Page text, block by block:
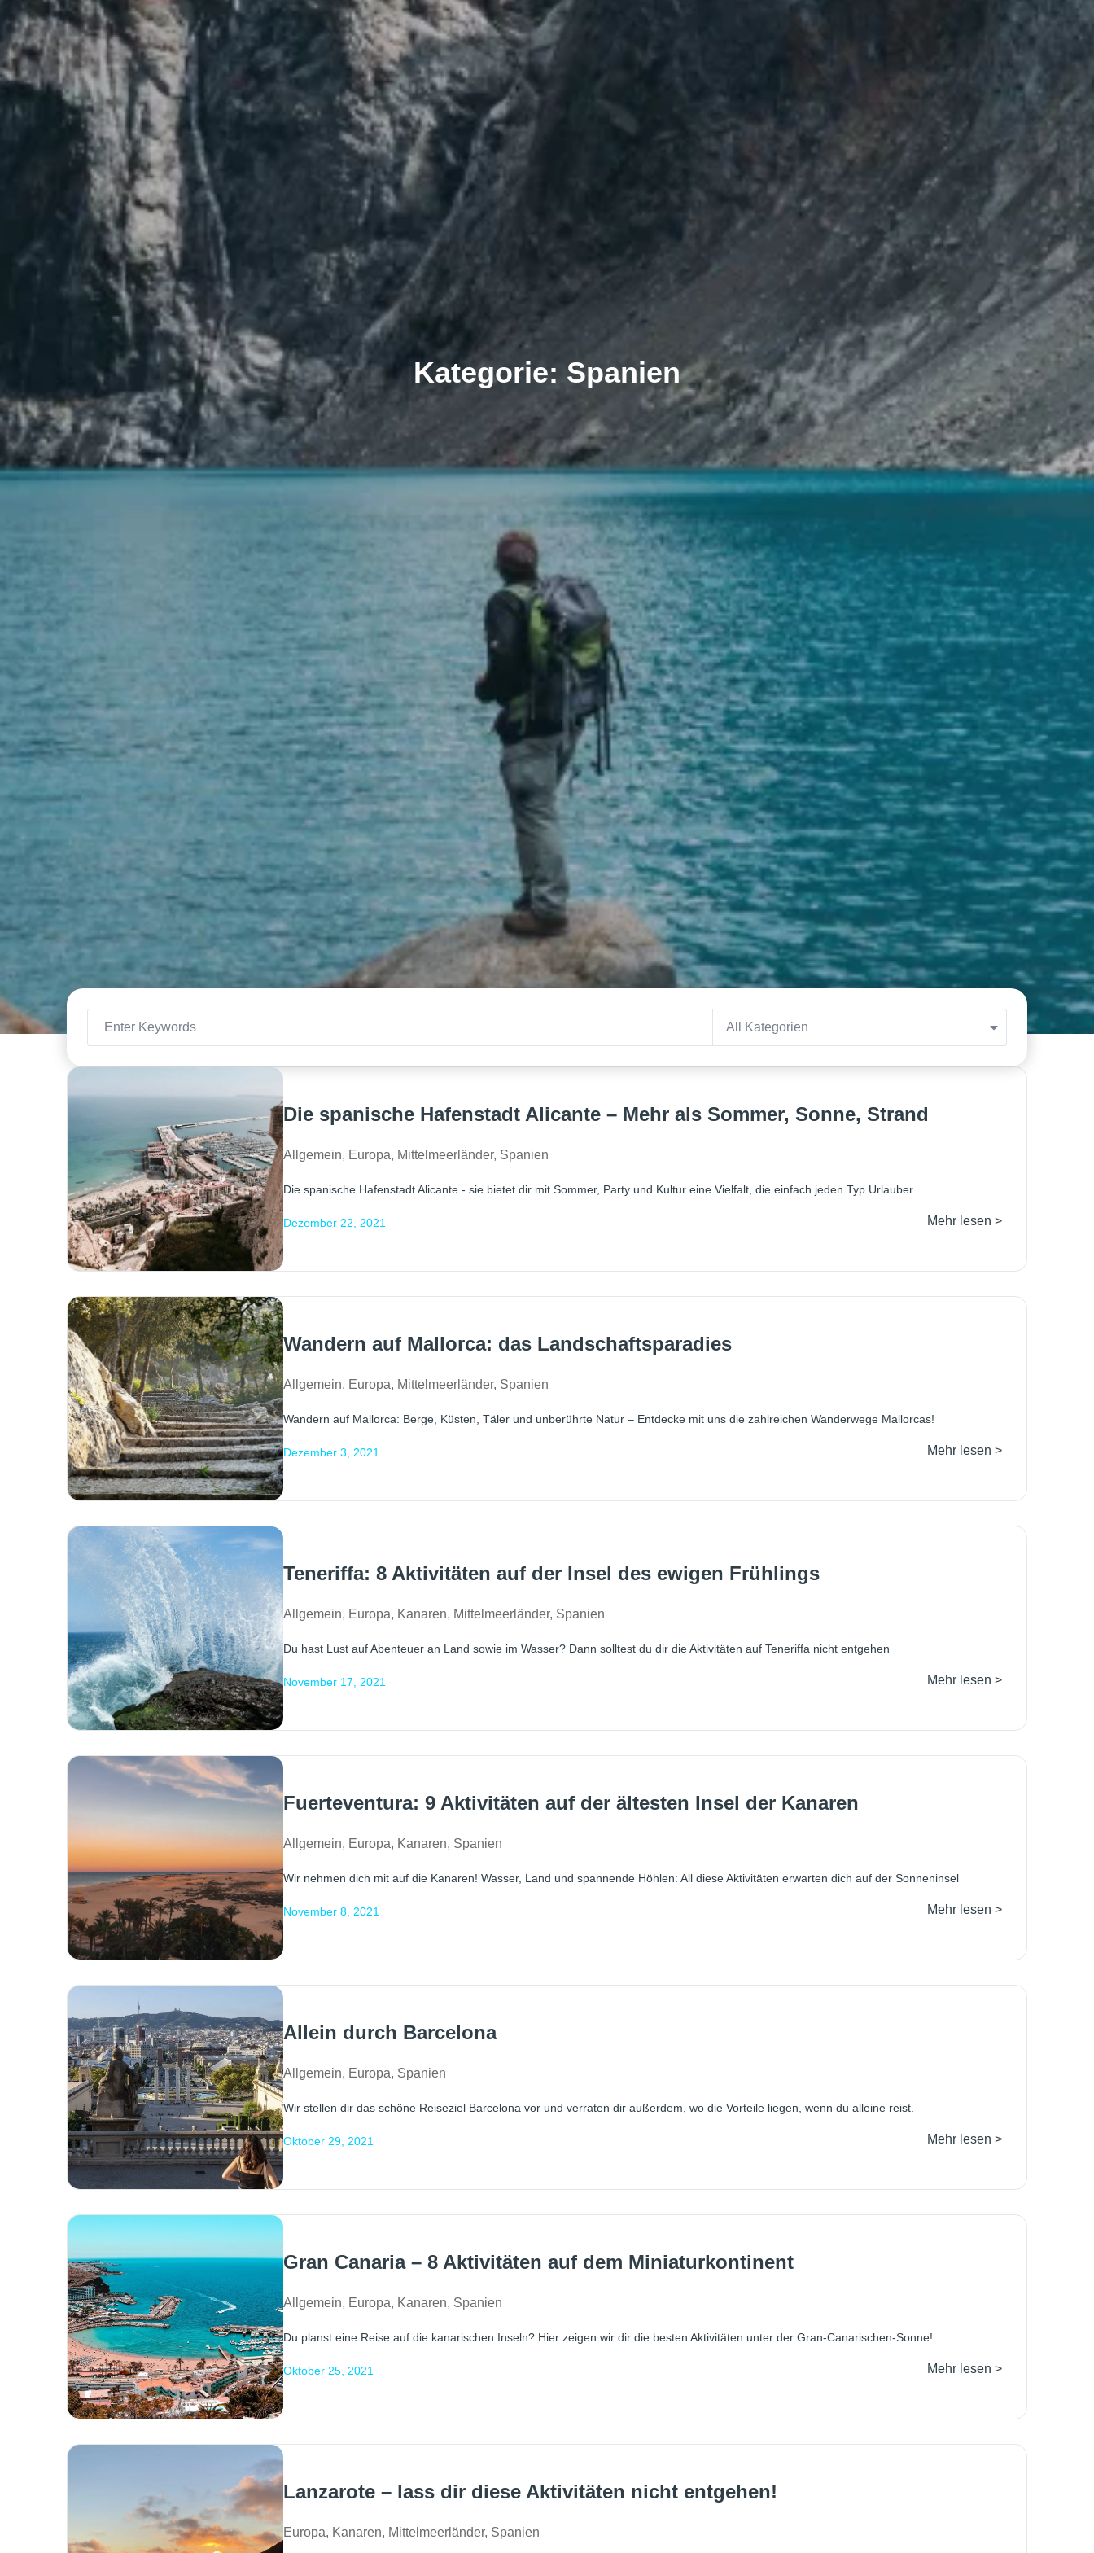
Kategorie: Spanien
All Kategorien
Die spanische Hafenstadt Alicante – Mehr als Sommer, Sonne, Strand
Allgemein, Europa, Mittelmeerländer, Spanien
Die spanische Hafenstadt Alicante - sie bietet dir mit Sommer, Party und Kultur eine Vielfalt, die einfach jeden Typ Urlauber
Dezember 22, 2021 Mehr lesen >
Wandern auf Mallorca: das Landschaftsparadies
Allgemein, Europa, Mittelmeerländer, Spanien
Wandern auf Mallorca: Berge, Küsten, Täler und unberührte Natur – Entdecke mit uns die zahlreichen Wanderwege Mallorcas!
Dezember 3, 2021 Mehr lesen >
Teneriffa: 8 Aktivitäten auf der Insel des ewigen Frühlings
Allgemein, Europa, Kanaren, Mittelmeerländer, Spanien
Du hast Lust auf Abenteuer an Land sowie im Wasser? Dann solltest du dir die Aktivitäten auf Teneriffa nicht entgehen
November 17, 2021 Mehr lesen >
Fuerteventura: 9 Aktivitäten auf der ältesten Insel der Kanaren
Allgemein, Europa, Kanaren, Spanien
Wir nehmen dich mit auf die Kanaren! Wasser, Land und spannende Höhlen: All diese Aktivitäten erwarten dich auf der Sonneninsel
November 8, 2021 Mehr lesen >
Allein durch Barcelona
Allgemein, Europa, Spanien
Wir stellen dir das schöne Reiseziel Barcelona vor und verraten dir außerdem, wo die Vorteile liegen, wenn du alleine reist.
Oktober 29, 2021 Mehr lesen >
Gran Canaria – 8 Aktivitäten auf dem Miniaturkontinent
Allgemein, Europa, Kanaren, Spanien
Du planst eine Reise auf die kanarischen Inseln? Hier zeigen wir dir die besten Aktivitäten unter der Gran-Canarischen-Sonne!
Oktober 25, 2021 Mehr lesen >
Lanzarote – lass dir diese Aktivitäten nicht entgehen!
Europa, Kanaren, Mittelmeerländer, Spanien